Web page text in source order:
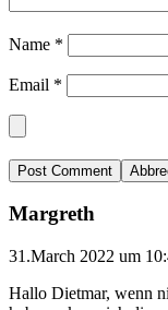
Name *
Email *
Margreth
31.March 2022 um
Hallo Dietmar, wenn